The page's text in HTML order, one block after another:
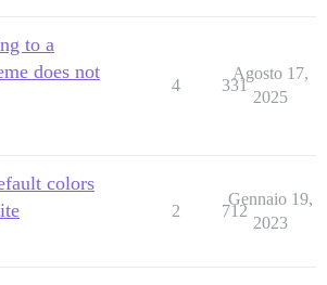
to a
does not
4 331
Agosto 17,
2025
colors
2 712
Gennaio 19,
2023